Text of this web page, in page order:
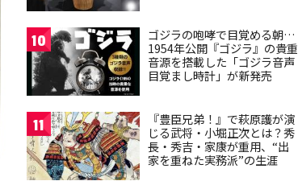
10
ゴジラの咆哮で目覚める朝…
1954年公開『ゴジラ』の貴重
音源を搭載した「ゴジラ音声
目覚まし時計」が新発売
11
『豊臣兄弟！』で萩原護が演
じる武将・小堀正次とは？秀
長・秀吉・家康が重用、“出
家を重ねた実務派”の生涯